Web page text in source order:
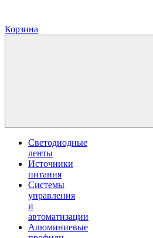
Корзина
Светодиодные
ленты
Источники
питания
Системы
управления
и
автоматизации
Алюминиевые